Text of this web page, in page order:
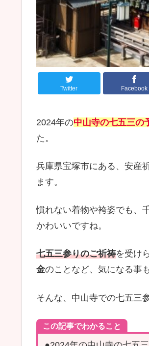
Twitter Facebook
2024年の中山寺の七五三の
た。
兵庫県宝塚市にある、安産
ます。
慣れない着物や袴姿でも、
かわいいですね。
七五三参りのご祈祷を受け
金のことなど、気になる事
そんな、中山寺での七五三
この記事でわかること